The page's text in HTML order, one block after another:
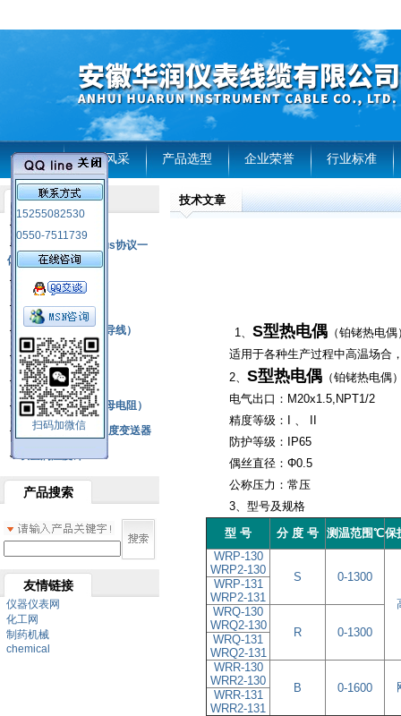
首页 企业风采 产品选型 企业荣誉 行业标准
15255082530
0550-7511739
扫码加微信
产品列表
RS485通讯modbus协议一
体化现场智能仪表
热电偶
压力式温度计
热电偶补偿电缆（导线）
振动传感器
热电阻
铂热电阻元件（云母电阻）
SBW系列一体化温度变送器
双金属温度计
产品搜索
友情链接
仪器仪表网
化工网
制药机械
chemical
技术文章
1、 S型热电偶 （铂铑热电偶
适用于各种生产过程中高温场合
2、 S型热电偶 （铂铑热电偶
电气出口：M20x1.5,NPT1/2
精度等级：I 、 II
防护等级：IP65
偶丝直径：Φ0.5
公称压力：常压
3、型号及规格
型 号
分 度 号 测温范围℃保
WRP-130
WRP2-130
S
0-1300
WRP-131
WRP2-131
WRQ-130
WRQ2-130
R 0-1300
WRQ-131
WRQ2-131
WRR-130
WRR2-130
B 0-1600
WRR-131
WRR2-131